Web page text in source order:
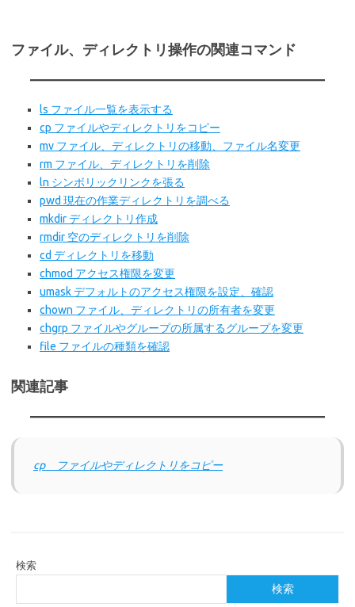
ファイル、ディレクトリ操作の関連コマンド
ls ファイル一覧を表示する
cp ファイルやディレクトリをコピー
mv ファイル、ディレクトリの移動、ファイル名変更
rm ファイル、ディレクトリを削除
ln シンボリックリンクを張る
pwd 現在の作業ディレクトリを調べる
mkdir ディレクトリ作成
rmdir 空のディレクトリを削除
cd ディレクトリを移動
chmod アクセス権限を変更
umask デフォルトのアクセス権限を設定、確認
chown ファイル、ディレクトリの所有者を変更
chgrp ファイルやグループの所属するグループを変更
file ファイルの種類を確認
関連記事
cp ファイルやディレクトリをコピー
検索
検索